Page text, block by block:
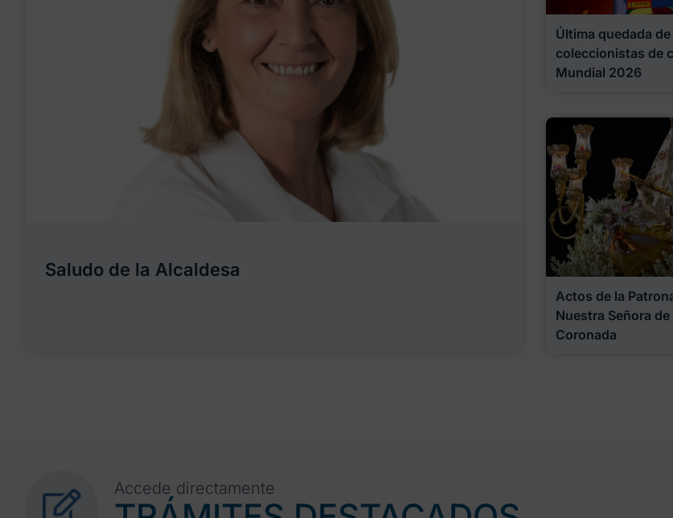
Saludo de la Alcaldesa
Última quedada
coleccionistas de
Mundial 2026
Actos de la
Nuestra Señora de
Coronada
Accede directamente